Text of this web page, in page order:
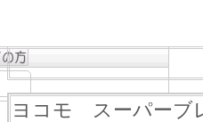
ヨコモ スーパーブ